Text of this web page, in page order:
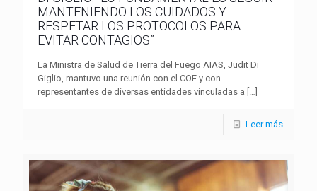
MANTENIENDO LOS CUIDADOS Y
RESPETAR LOS PROTOCOLOS PARA
EVITAR CONTAGIOS”
La Ministra de Salud de Tierra del Fuego AIAS, Judit Di
Giglio, mantuvo una reunión con el COE y con
representantes de diversas entidades vinculadas a […]
Leer más